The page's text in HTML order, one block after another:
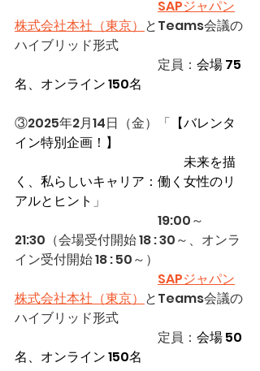
SAPジャパン
株式会社本社（東京） とTeams会議の
ハイブリッド形式
定員： 会場 75
名、オンライン 150名
③2025年2月14日（金）「 【バレンタ
イン特別企画！】
未来を描
く、私らしいキャリア：働く女性のリ
アルとヒント 」
19:00～
21:30 （会場受付開始 18 : 30～、オンラ
イン受付開始 18 : 50～）
SAPジャパン
株式会社本社（東京） とTeams会議の
ハイブリッド形式
定員： 会場 50
名、オンライン 150名